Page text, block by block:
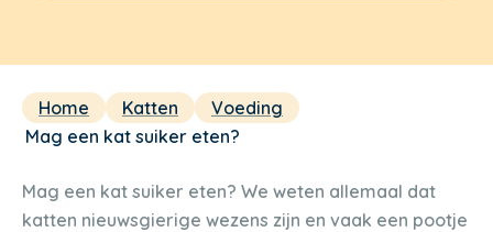
Home Katten
Voeding
Mag een kat suiker eten?
Mag een kat suiker eten? We weten allemaal dat
katten nieuwsgierige wezens zijn en vaak een pootje